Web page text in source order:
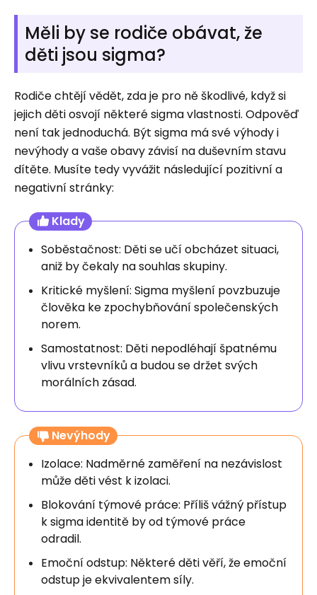
Měli by se rodiče obávat, že
děti jsou sigma?
Rodiče chtějí vědět, zda je pro ně škodlivé, když si
jejich děti osvojí některé sigma vlastnosti. Odpověď
není tak jednoduchá. Být sigma má své výhody i
nevýhody a vaše obavy závisí na duševním stavu
dítěte. Musíte tedy vyvážit následující pozitivní a
negativní stránky:
Klady
Soběstačnost: Děti se učí obcházet situaci,
aniž by čekaly na souhlas skupiny.
Kritické myšlení: Sigma myšlení povzbuzuje
člověka ke zpochybňování společenských
norem.
Samostatnost: Děti nepodléhají špatnému
vlivu vrstevníků a budou se držet svých
morálních zásad.
Nevýhody
Izolace: Nadměrné zaměření na nezávislost
může děti vést k izolaci.
Blokování týmové práce: Příliš vážný přístup
k sigma identitě by od týmové práce
odradil.
Emoční odstup: Některé děti věří, že emoční
odstup je ekvivalentem síly.